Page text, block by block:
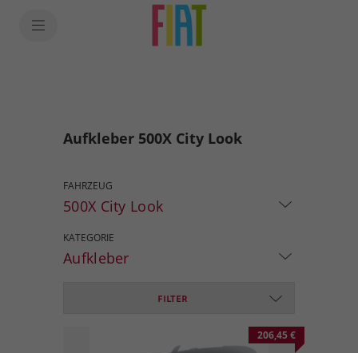
Aufkleber 500X City Look
FAHRZEUG
500X City Look
KATEGORIE
Aufkleber
FILTER
206,45 €